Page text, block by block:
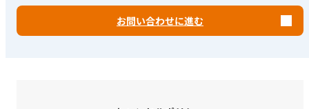
お問い合わせに進む